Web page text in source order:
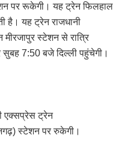
पर रूकेगी। यह ट्रेन फिलहाल
है। यह ट्रेन राजधानी
स्टेशन से रात्रि
सुबह 7:50 बजे दिल्ली पहुंचेगी।
एक्सप्रेस ट्रेन
स्टेशन पर रुकेगी।